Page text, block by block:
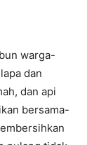
warga-
dan
dan api
bersama-